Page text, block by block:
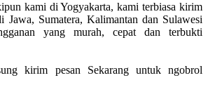
kami di Yogyakarta, kami terbiasa kirim
Jawa, Sumatera, Kalimantan dan Sulawesi
yang murah, cepat dan terbukti
kirim pesan Sekarang untuk ngobrol